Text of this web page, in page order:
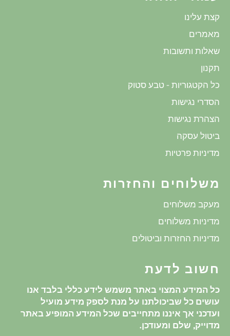
קצת עלינו
מאמרים
שאלות ותשובות
תקנון
כל הקטגוריות - טבע סטוק
הסדרי נגישות
הצהרת נגישות
ביטול עסקה
מדיניות פרטיות
משלוחים והחזרות
מעקב משלוחים
מדיניות משלוחים
מדיניות החזרות וביטולים
חשוב לדעת
כל המידע המצוי באתר משמש לידע כללי בלבד אנו
עושים כל שביכולתנו על מנת לספק מידע מועיל
ועדכני אך איננו מתחייבים שכל המידע המופיע באתר
מדוייק, שלם ומעודכן.